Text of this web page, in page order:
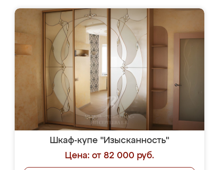
Шкаф-купе "Изысканность"
Цена: от 82 000 руб.